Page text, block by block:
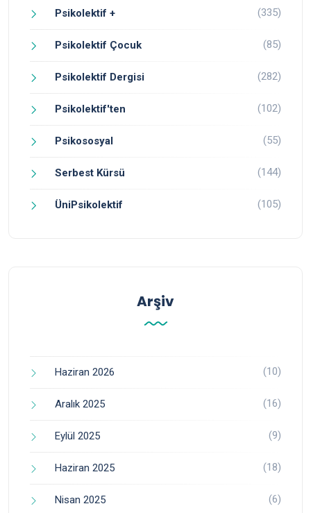
Psikolektif + (335)
Psikolektif Çocuk (85)
Psikolektif Dergisi (282)
Psikolektif'ten (102)
Psikososyal (55)
Serbest Kürsü (144)
ÜniPsikolektif (105)
Arşiv
Haziran 2026 (10)
Aralık 2025 (16)
Eylül 2025 (9)
Haziran 2025 (18)
Nisan 2025 (6)